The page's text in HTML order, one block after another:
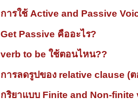
การใช้ Active and Passive
Get Passive คืออะไร?
verb to be ใช้ตอนไหน??
การลดรูปของ relative clause (
กริยาแบบ Finite and Non-finite